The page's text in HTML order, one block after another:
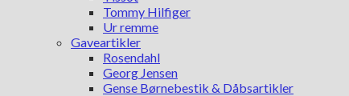
Tommy Hilfiger
Ur remme
Gaveartikler
Rosendahl
Georg Jensen
Gense Børnebestik & Dåbsartikler